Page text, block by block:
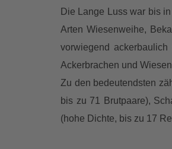
Die Lange Luss war bis
Arten Wiesenweihe,
vorwiegend
Ackerbrachen und
Zu den bedeutendsten
bis zu 71 Brutpaare),
(hohe Dichte, bis zu 17